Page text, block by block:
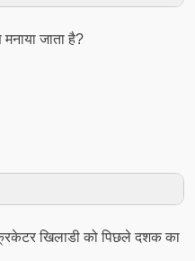
जाता है?
खिलाडी को पिछले दशक का